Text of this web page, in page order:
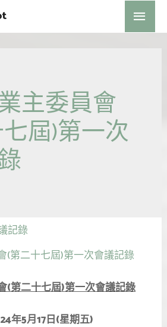
主委員會
屆)第一次
記錄
(第二十七屆)第一次會議記錄
(第二十七屆)第一次會議記錄
年5月17日(星期五)